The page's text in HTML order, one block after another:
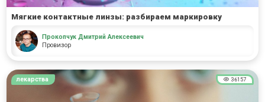
Мягкие контактные линзы: разбираем маркировку
Прокопчук Дмитрий Алексеевич
Провизор
лекарства 36157